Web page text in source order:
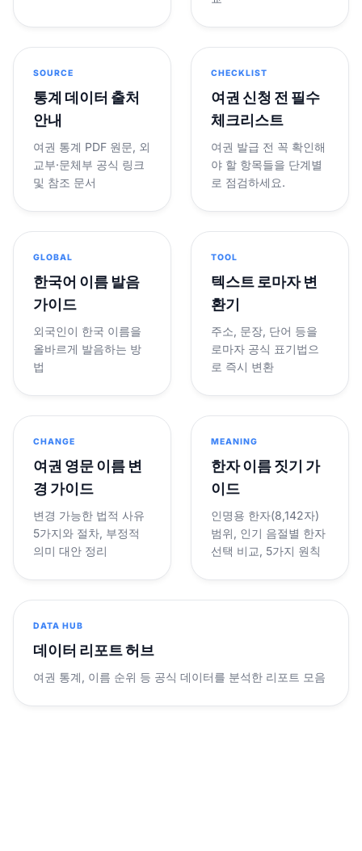
SOURCE
통계 데이터 출처
안내
여권 통계 PDF 원문, 외
교부·문체부 공식 링크
및 참조 문서
CHECKLIST
여권 신청 전 필수
체크리스트
여권 발급 전 꼭 확인해
야 할 항목들을 단계별
로 점검하세요.
GLOBAL
한국어 이름 발음
가이드
외국인이 한국 이름을
올바르게 발음하는 방
법
TOOL
텍스트 로마자 변
환기
주소, 문장, 단어 등을
로마자 공식 표기법으
로 즉시 변환
CHANGE
여권 영문 이름 변
경 가이드
변경 가능한 법적 사유
5가지와 절차, 부정적
의미 대안 정리
MEANING
한자 이름 짓기 가
이드
인명용 한자(8,142자)
범위, 인기 음절별 한자
선택 비교, 5가지 원칙
DATA HUB
데이터 리포트 허브
여권 통계, 이름 순위 등 공식 데이터를 분석한 리포트 모음